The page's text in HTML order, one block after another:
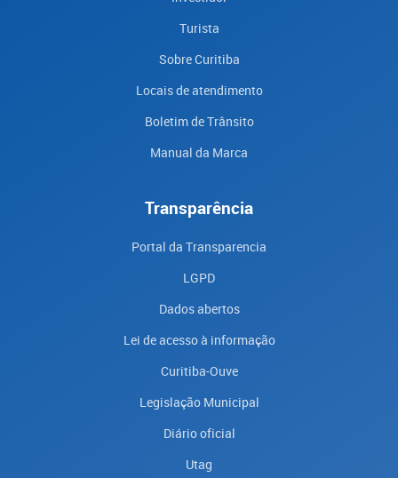
Turista
Sobre Curitiba
Locais de atendimento
Boletim de Trânsito
Manual da Marca
Transparência
Portal da Transparencia
LGPD
Dados abertos
Lei de acesso à informação
Curitiba-Ouve
Legislação Municipal
Diário oficial
Utag